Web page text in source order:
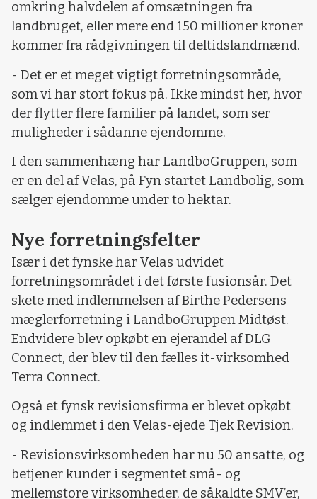
omkring halvdelen af omsætningen fra
landbruget, eller mere end 150 millioner kroner
kommer fra rådgivningen til deltidslandmænd.
- Det er et meget vigtigt forretningsområde,
som vi har stort fokus på. Ikke mindst her, hvor
der flytter flere familier på landet, som ser
muligheder i sådanne ejendomme.
I den sammenhæng har LandboGruppen, som
er en del af Velas, på Fyn startet Landbolig, som
sælger ejendomme under to hektar.
Nye forretningsfelter
Især i det fynske har Velas udvidet
forretningsområdet i det første fusionsår. Det
skete med indlemmelsen af Birthe Pedersens
mæglerforretning i LandboGruppen Midtøst.
Endvidere blev opkøbt en ejerandel af DLG
Connect, der blev til den fælles it-virksomhed
Terra Connect.
Også et fynsk revisionsfirma er blevet opkøbt
og indlemmet i den Velas-ejede Tjek Revision.
- Revisionsvirksomheden har nu 50 ansatte, og
betjener kunder i segmentet små- og
mellemstore virksomheder, de såkaldte SMV’er,